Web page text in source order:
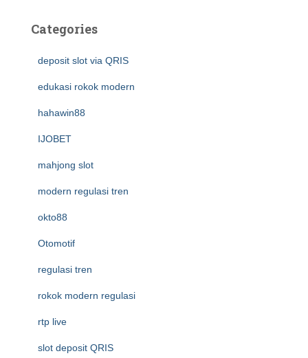
Categories
deposit slot via QRIS
edukasi rokok modern
hahawin88
IJOBET
mahjong slot
modern regulasi tren
okto88
Otomotif
regulasi tren
rokok modern regulasi
rtp live
slot deposit QRIS